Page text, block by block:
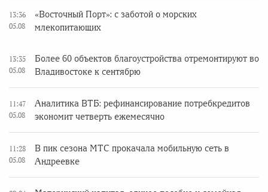
13:36
05.08
«Восточный Порт»: с заботой о морских
млекопитающих
13:35
05.08
Более 60 объектов благоустройства отремонтируют во
Владивостоке к сентябрю
11:47
05.08
Аналитика ВТБ: рефинансирование потребкредитов
экономит четверть ежемесячно
11:28
05.08
В пик сезона МТС прокачала мобильную сеть в
Андреевке